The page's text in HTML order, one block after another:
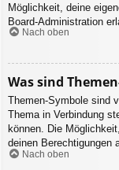
Möglichkeit, deine
Board-Administration
Nach oben
Was sind
Themen-Symbole sind
Thema in Verbindung
können. Die
deinen Berechtigungen
Nach oben